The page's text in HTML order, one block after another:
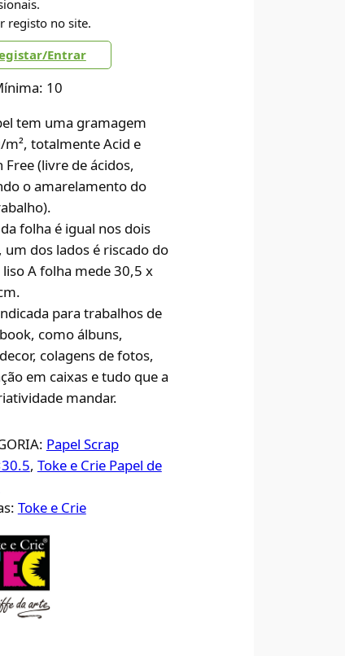
registo no site.
Entrar
10
tem uma gramagem
m², totalmente Acid e
Free (livre de ácidos,
o amarelamento do
folha é igual nos dois
um dos lados é riscado do
A folha mede 30,5 x
para trabalhos de
como álbuns,
colagens de fotos,
em caixas e tudo que a
mandar.
Papel Scrap
, Toke e Crie Papel de
Toke e Crie